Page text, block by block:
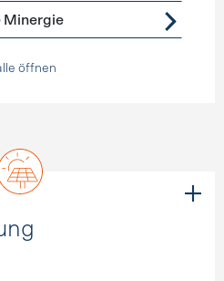
Minergie
öffnen